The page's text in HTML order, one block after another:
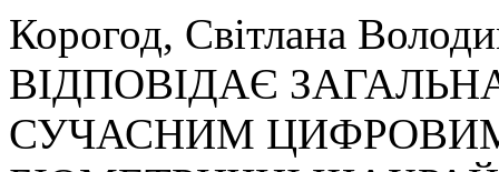
Корогод, Світлана
ВІДПОВІДАЄ
СУЧАСНИМ ЦИФРОВИМ